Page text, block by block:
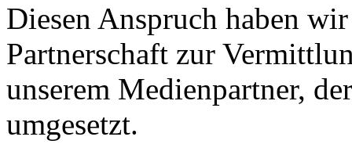
Diesen Anspruch haben
Partnerschaft zur
unserem Medienpartner,
umgesetzt.